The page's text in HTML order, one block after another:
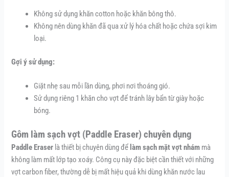
Không sử dụng khăn cotton hoặc khăn bông thô.
Không nên dùng khăn đã qua xử lý hóa chất hoặc chứa sợi kim
loại.
Gợi ý sử dụng:
Giặt nhẹ sau mỗi lần dùng, phơi nơi thoáng gió.
Sử dụng riêng 1 khăn cho vợt để tránh lây bẩn từ giày hoặc
bóng.
Gôm làm sạch vợt (Paddle Eraser) chuyên dụng
Paddle Eraser là thiết bị chuyên dùng để làm sạch mặt vợt nhám mà
không làm mất lớp tạo xoáy. Công cụ này đặc biệt cần thiết với những
vợt carbon fiber, thường dễ bị mất hiệu quả khi dùng khăn nước lau